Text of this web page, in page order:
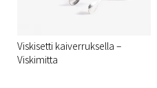
Viskisetti kaiverruksella –
Viskimitta